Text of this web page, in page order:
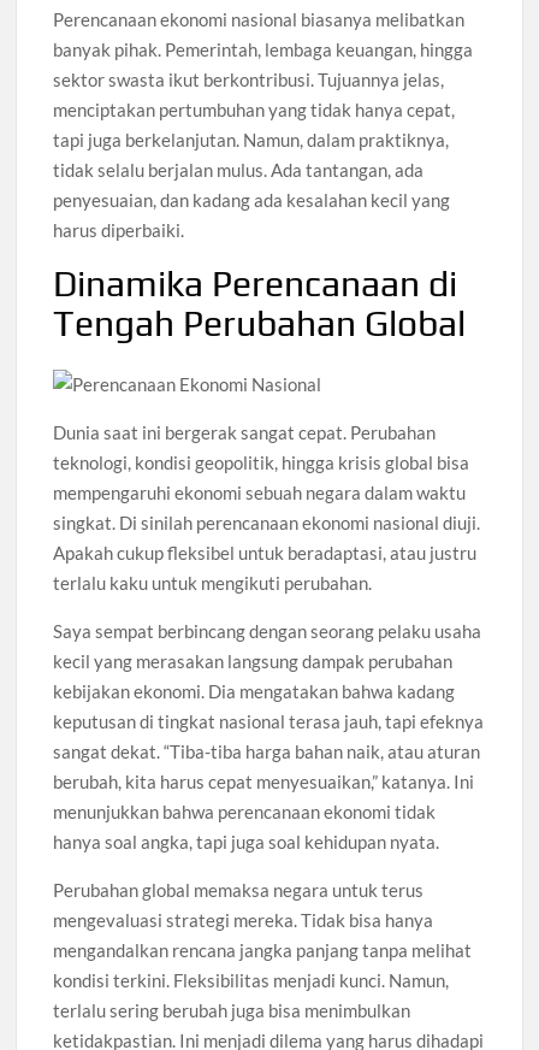
Perencanaan ekonomi nasional biasanya melibatkan
banyak pihak. Pemerintah, lembaga keuangan, hingga
sektor swasta ikut berkontribusi. Tujuannya jelas,
menciptakan pertumbuhan yang tidak hanya cepat,
tapi juga berkelanjutan. Namun, dalam praktiknya,
tidak selalu berjalan mulus. Ada tantangan, ada
penyesuaian, dan kadang ada kesalahan kecil yang
harus diperbaiki.
Dinamika Perencanaan di
Tengah Perubahan Global
Dunia saat ini bergerak sangat cepat. Perubahan
teknologi, kondisi geopolitik, hingga krisis global bisa
mempengaruhi ekonomi sebuah negara dalam waktu
singkat. Di sinilah perencanaan ekonomi nasional diuji.
Apakah cukup fleksibel untuk beradaptasi, atau justru
terlalu kaku untuk mengikuti perubahan.
Saya sempat berbincang dengan seorang pelaku usaha
kecil yang merasakan langsung dampak perubahan
kebijakan ekonomi. Dia mengatakan bahwa kadang
keputusan di tingkat nasional terasa jauh, tapi efeknya
sangat dekat. “Tiba-tiba harga bahan naik, atau aturan
berubah, kita harus cepat menyesuaikan,” katanya. Ini
menunjukkan bahwa perencanaan ekonomi tidak
hanya soal angka, tapi juga soal kehidupan nyata.
Perubahan global memaksa negara untuk terus
mengevaluasi strategi mereka. Tidak bisa hanya
mengandalkan rencana jangka panjang tanpa melihat
kondisi terkini. Fleksibilitas menjadi kunci. Namun,
terlalu sering berubah juga bisa menimbulkan
ketidakpastian. Ini menjadi dilema yang harus dihadapi